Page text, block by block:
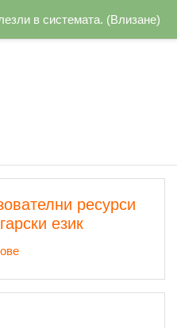
в системата. (Влизане)
ресурси
език